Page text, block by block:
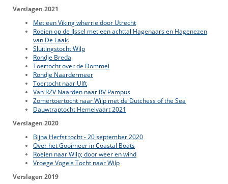
Verslagen 2021
Met een Viking wherrie door Utrecht
Roeien op de IJssel met een achttal Hagenaars en Hagenezen
van De Laak.
Sluitingstocht Wilp
Rondje Breda
Toertocht over de Dommel
Rondje Naardermeer
Toertocht naar Ulft
Van RZV Naarden naar RV Pampus
Zomertoertocht naar Wilp met de Dutchess of the Sea
Dauwtraptocht Hemelvaart 2021
Verslagen 2020
Bijna Herfst tocht - 20 september 2020
Over het Gooimeer in Coastal Boats
Roeien naar Wilp; door weer en wind
Vroege Vogels Tocht naar Wilp
Verslagen 2019